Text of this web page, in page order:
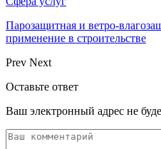
Парозащитная и ветро-
применение в строительстве
Prev Next
Оставьте ответ
Ваш электронный адрес не